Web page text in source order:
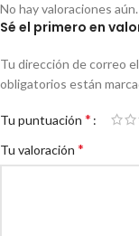
No hay valoraciones aún.
Sé el primero en
Tu dirección de correo
obligatorios están
Tu puntuación *
Tu valoración *